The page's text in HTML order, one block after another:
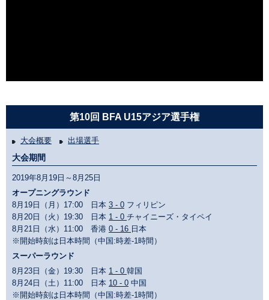
第10回 BFA U15アジア選手権
大会概要 出場選手
大会期間
2019年8月19日～8月25日
オープニングラウンド
8月19日（月）17:00 日本 3 - 0 フィリピン
8月20日（火）19:30 日本 1 - 0 チャイニーズ・タイペイ
8月21日（水）11:00 香港 0 - 16 日本
※開始時刻は日本時間（中国:時差-1時間）
スーパーラウンド
8月23日（金）19:30 日本 1 - 0 韓国
8月24日（土）11:00 日本 10 - 0 中国
※開始時刻は日本時間（中国:時差-1時間）